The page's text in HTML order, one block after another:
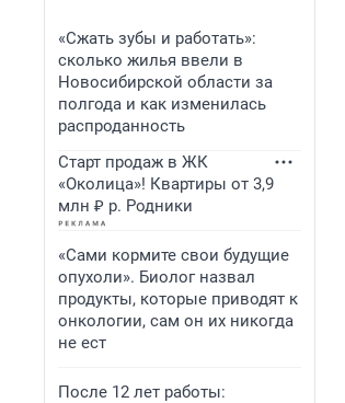
«Сжать зубы и работать»:
сколько жилья ввели в
Новосибирской области за
полгода и как изменилась
распроданность
Старт продаж в ЖК
«Околица»! Квартиры от 3,9
млн ₽ р. Родники
«Сами кормите свои будущие
опухоли». Биолог назвал
продукты, которые приводят к
онкологии, сам он их никогда
не ест
После 12 лет работы: